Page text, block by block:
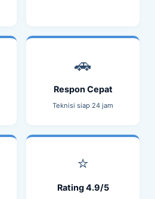
🚗
Respon Cepat
Teknisi siap 24 jam
⭐
Rating 4.9/5